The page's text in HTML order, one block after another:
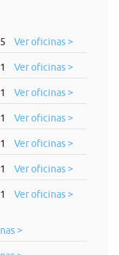
5 Ver oficinas >
1 Ver oficinas >
1 Ver oficinas >
1 Ver oficinas >
1 Ver oficinas >
1 Ver oficinas >
1 Ver oficinas >
>